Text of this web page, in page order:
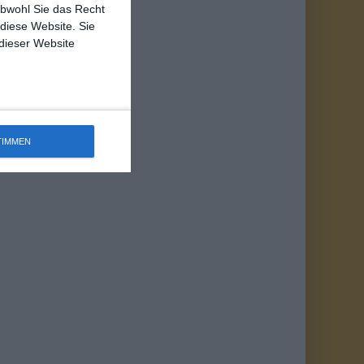
Sie das Recht
Website. Sie
Website